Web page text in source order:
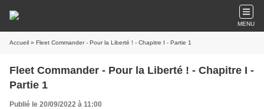
MENU
Accueil » Fleet Commander - Pour la Liberté ! - Chapitre I - Partie 1
Fleet Commander - Pour la Liberté ! - Chapitre I -
Partie 1
Publié le 20/09/2022 à 11:00